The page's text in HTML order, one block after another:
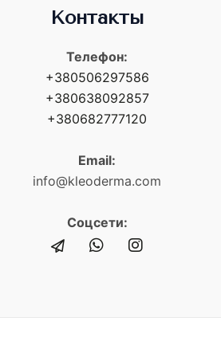
Контакты
Телефон:
+380506297586
+380638092857
+380682777120
Email:
info@kleoderma.com
Соцсети: